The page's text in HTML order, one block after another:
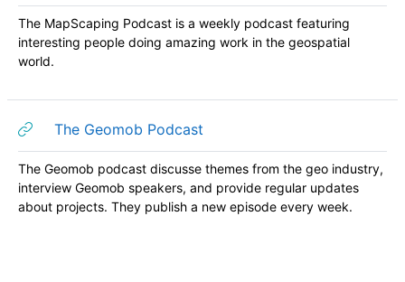
The MapScaping Podcast is a weekly podcast featuring
interesting people doing amazing work in the geospatial
world.
The Geomob Podcast
The Geomob podcast discusse themes from the geo industry,
interview Geomob speakers, and provide regular updates
about projects. They publish a new episode every week.